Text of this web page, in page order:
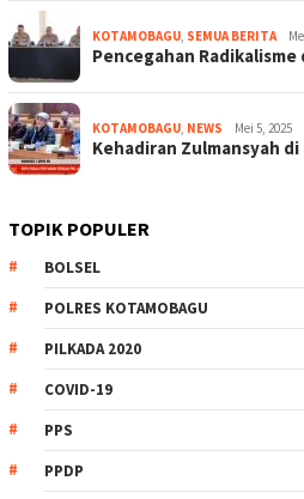
KOTAMOBAGU, SEMUA BERITA
Pencegahan
KOTAMOBAGU, NEWS Mei 5, 2025
Kehadiran Zulmansyah di
TOPIK POPULER
BOLSEL
POLRES KOTAMOBAGU
PILKADA 2020
COVID-19
PPS
PPDP